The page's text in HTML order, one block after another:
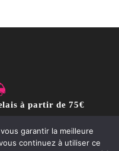
à partir de 75€
garantir la meilleure
continuez à utiliser ce